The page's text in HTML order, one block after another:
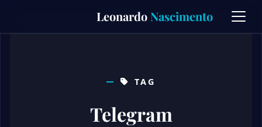
content
Leonardo Nascimento
TAG
Telegram